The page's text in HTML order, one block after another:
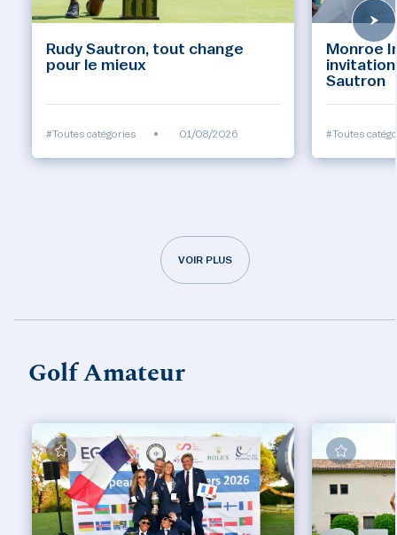
Rudy Sautron, tout change
pour le mieux
#Toutes catégories • 01/08/2026
Monroe
invitation
Sautron
#Toutes
VOIR PLUS
Golf Amateur